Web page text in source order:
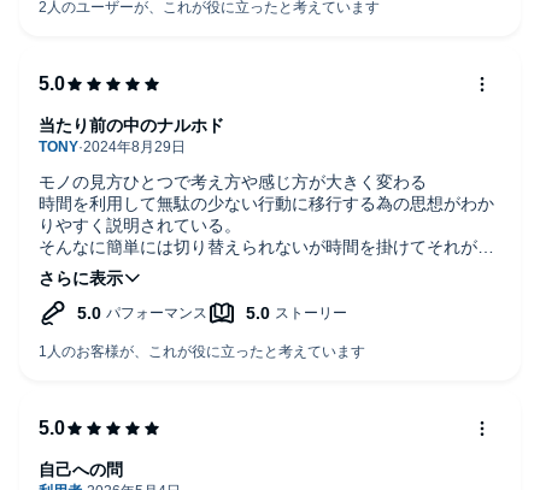
モノの見方ひとつで考え方や感じ方が大きく変わる
時間を利用して無駄の少ない行動に移行する為の思想がわか
りやすく説明されている。
そんなに簡単には切り替えられないが時間を掛けてそれが当
たり前と思える様に慣らしていけばココロにゆとりが出来る
のだろうか...時折ハッとさせられ興味深く聞く事が出来た
当たり前の中のナルホド
自己への問